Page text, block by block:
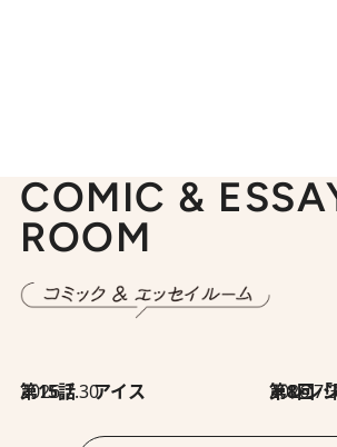
COMIC &
ROOM
2026.7.30
第15話 アイス 第8回「同人誌即売